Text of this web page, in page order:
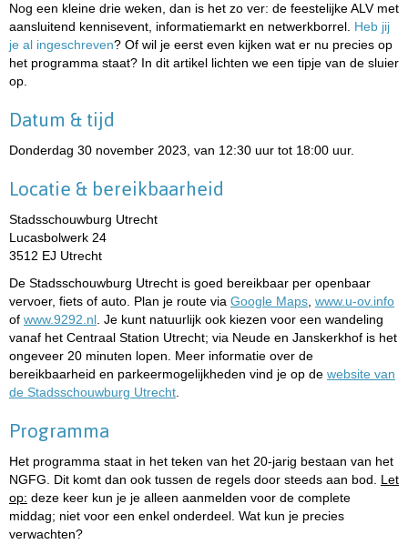
Nog een kleine drie weken, dan is het zo ver: de feestelijke ALV met
aansluitend kennisevent, informatiemarkt en netwerkborrel. Heb jij
je al ingeschreven? Of wil je eerst even kijken wat er nu precies op
het programma staat? In dit artikel lichten we een tipje van de sluier
op.
Datum & tijd
Donderdag 30 november 2023, van 12:30 uur tot 18:00 uur.
Locatie & bereikbaarheid
Stadsschouwburg Utrecht
Lucasbolwerk 24
3512 EJ Utrecht
De Stadsschouwburg Utrecht is goed bereikbaar per openbaar
vervoer, fiets of auto. Plan je route via Google Maps www.u-ov.info
of www.9292.nl . Je kunt natuurlijk ook kiezen voor een wandeling
vanaf het Centraal Station Utrecht; via Neude en Janskerkhof is het
ongeveer 20 minuten lopen. Meer informatie over de
bereikbaarheid en parkeermogelijkheden vind je op de website van
de Stadsschouwburg Utrecht
Programma
Het programma staat in het teken van het 20-jarig bestaan van het
NGFG. Dit komt dan ook tussen de regels door steeds aan bod. Let
op: deze keer kun je je alleen aanmelden voor de complete
middag; niet voor een enkel onderdeel. Wat kun je precies
verwachten?